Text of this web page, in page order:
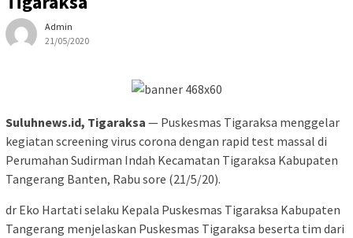
Admin
21/05/2020
Suluhnews.id, Tigaraksa — Puskesmas Tigaraksa menggelar
kegiatan screening virus corona dengan rapid test massal di
Perumahan Sudirman Indah Kecamatan Tigaraksa Kabupaten
Tangerang Banten, Rabu sore (21/5/20).
dr Eko Hartati selaku Kepala Puskesmas Tigaraksa Kabupaten
Tangerang menjelaskan Puskesmas Tigaraksa beserta tim dari